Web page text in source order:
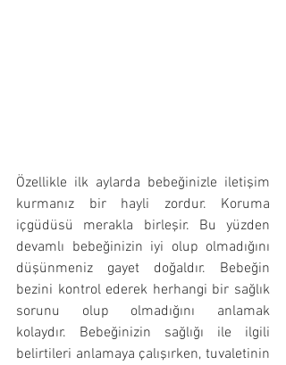
Özellikle ilk aylarda bebeğinizle iletişim
kurmanız bir hayli zordur. Koruma
içgüdüsü merakla birleşir. Bu yüzden
devamlı bebeğinizin iyi olup olmadığını
düşünmeniz gayet doğaldır. Bebeğin
bezini kontrol ederek herhangi bir sağlık
sorunu olup olmadığını anlamak
kolaydır. Bebeğinizin sağlığı ile ilgili
belirtileri anlamaya çalışırken, tuvaletinin